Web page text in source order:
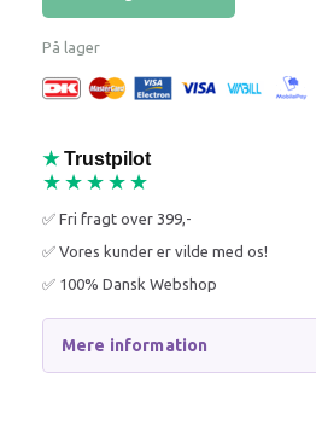
På lager
★ Trustpilot
★★★★★
✅ Fri fragt over 399,-
✅ Vores kunder er vilde med os!
✅ 100% Dansk Webshop
Mere information